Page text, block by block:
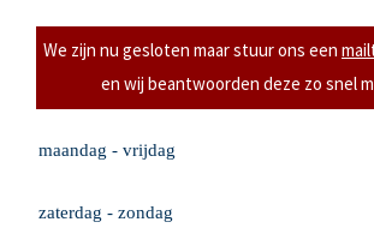
We zijn nu gesloten maar stuur ons een
en wij beantwoorden deze zo snel
maandag - vrijdag
zaterdag - zondag